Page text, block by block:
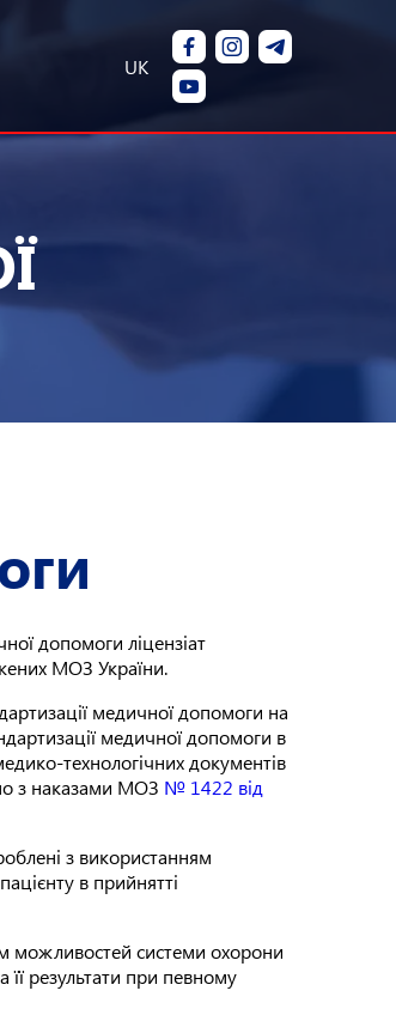
UK
допомоги ліцензіат
МОЗ України.
медичної допомоги на
медичної допомоги в
технологічних документів
з наказами МОЗ № 1422 від
з використанням
в прийнятті
можливостей системи охорони
результати при певному